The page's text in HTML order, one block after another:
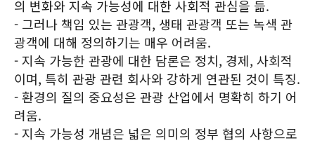
의 변화와 지속 가능성에 대한 사회적 관심을 듦.
- 그러나 책임 있는 관광객, 생태 관광객 또는 녹색 관
광객에 대해 정의하기는 매우 어려움.
- 지속 가능한 관광에 대한 담론은 정치, 경제, 사회적
이며, 특히 관광 관련 회사와 강하게 연관된 것이 특징.
- 환경의 질의 중요성은 관광 산업에서 명확히 하기 어
려움.
- 지속 가능성 개념은 넓은 의미의 정부 협의 사항으로